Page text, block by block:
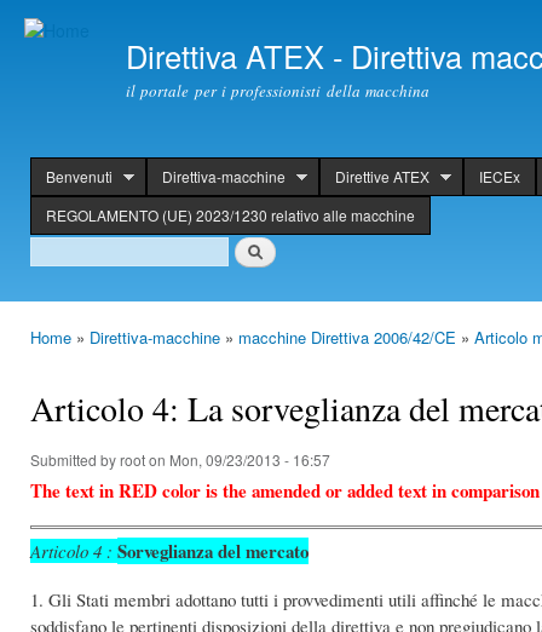
Direttiva ATEX - Direttiva
il portale per i professionisti della macchina
header
Benvenuti Direttiva-macchine Direttive ATEX
IECEx
REGOLAMENTO (UE) 2023/1230 relativo alle macchine
Search
Search
Home » Direttiva-macchine » macchine Direttiva 2006/42/CE » Articolo
Articolo 4: La sorveglianza del
Submitted byrooton Mon, 09/23/2013 - 16:57
The text in RED color is the amended or added text in
Articolo 4 : Sorveglianza del mercato
1. Gli Stati membri adottano tutti i provvedimenti utili affinché le
soddisfano le pertinenti disposizioni della direttiva e non